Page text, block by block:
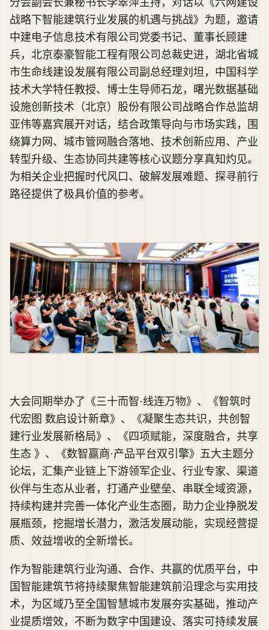
战略下智能建筑行业发展的机遇与挑战》为题，邀请
中建电子信息技术有限公司党委书记、董事长顾建
兵，北京泰豪智能工程有限公司总裁史进，湖北省城
市生命线建设发展有限公司副总经理刘坦，中国科学
技术大学特任教授、博士生导师石龙，曙光数据基础
设施创新技术（北京）股份有限公司战略合作总监胡
亚伟等嘉宾展开对话，结合政策导向与市场实践，围
绕算力网、城市管网融合落地、技术创新应用、产业
转型升级、生态协同共建等核心议题分享真知灼见。
为相关企业把握时代风口、破解发展难题、探寻前行
路径提供了极具价值的参考。
大会同期举办了《三十而智·线连万物》、《智筑时
代宏图 数启设计新章》、《凝聚生态共识，共创智
建行业发展新格局》、《四项赋能，深度融合，共享
生态 》、《数智赢商·产品平台双引擎》五大主题分
论坛，汇集产业链上下游领军企业、行业专家、渠道
伙伴与生态从业者，打通产业壁垒、串联全域资源，
持续构建并完善一体化产业生态圈，助力企业挣脱发
展瓶颈，挖掘增长潜力，激活发展动能，实现经营提
质、效益增收的全新增长。
作为智能建筑行业沟通、合作、共赢的优质平台，中
国智能建筑节将持续聚焦智能建筑前沿理念与实用技
术，为区域乃至全国智慧城市发展夯实基础，推动产
业提质增效，不断为数字中国建设、落实可持续发展